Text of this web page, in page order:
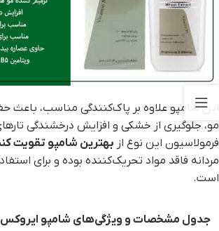
این شامپو علاوه بر پاک‌کنندگی مناسب،
مو، جلوگیری از خشکی و افزایش درخشندگی
فرمولاسیون این نوع از بهترین شامپو تقویت
مردانه فاقد مواد تحریک‌کننده بوده و برای
است.
جدول مشخصات و ویژگی‌های شامپو